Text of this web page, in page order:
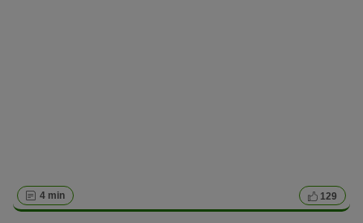
4 min 129